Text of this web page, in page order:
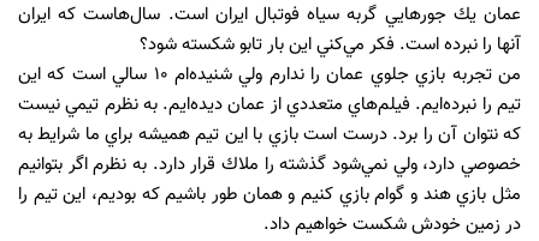
عمان يك جورهايي گربه سياه فوتبال ايران است. سال‌‌هاست كه ايران
آنها را نبرده است. فكر مي‌كني اين بار تابو شكسته شود؟
من تجربه بازي جلوي عمان را ندارم ولي شنيده‌ام 10 سالي است كه اين
تيم را نبرده‌ايم. فيلم‌هاي متعددي از عمان ديده‌ايم. به نظرم تيمي نيست
كه نتوان آن را برد. درست است بازي با اين تيم هميشه براي ما شرايط به
خصوصي دارد، ولي نمي‌شود گذشته را ملاك قرار دارد. به نظرم اگر بتوانيم
مثل بازي هند و گوام بازي كنيم و همان ‌طور باشيم كه بوديم، اين تيم را
در زمين خودش شكست خواهيم داد.